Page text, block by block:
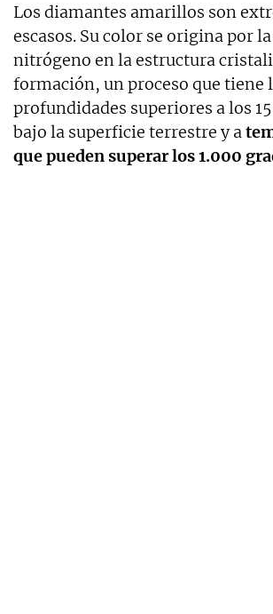
Los diamantes amarillos son
escasos. Su color se origina por
nitrógeno en la estructura
formación, un proceso que tiene
profundidades superiores a los
bajo la superficie terrestre y a
que pueden superar los 1.000